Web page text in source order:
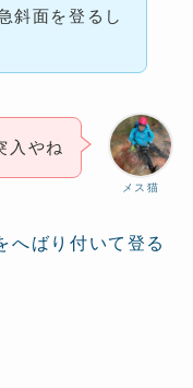
斜面を登るし
メス猫
入やね
へばり付いて登る